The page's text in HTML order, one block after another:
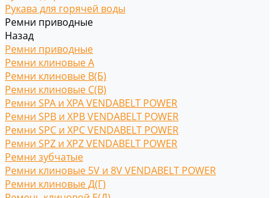
Рукава для горячей воды
Ремни приводные
Назад
Ремни приводные
Ремни клиновые A
Ремни клиновые В(Б)
Ремни клиновые С(B)
Ремни SPA и XPA VENDABELT POWER
Ремни SPB и XPB VENDABELT POWER
Ремни SPC и XPC VENDABELT POWER
Ремни SPZ и XPZ VENDABELT POWER
Ремни зубчатые
Ремни клиновые 5V и 8V VENDABELT POWER
Ремни клиновые Д(Г)